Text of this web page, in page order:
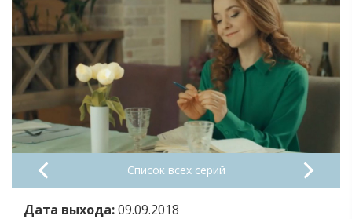
Список всех серий
Дата выхода:09.09.2018